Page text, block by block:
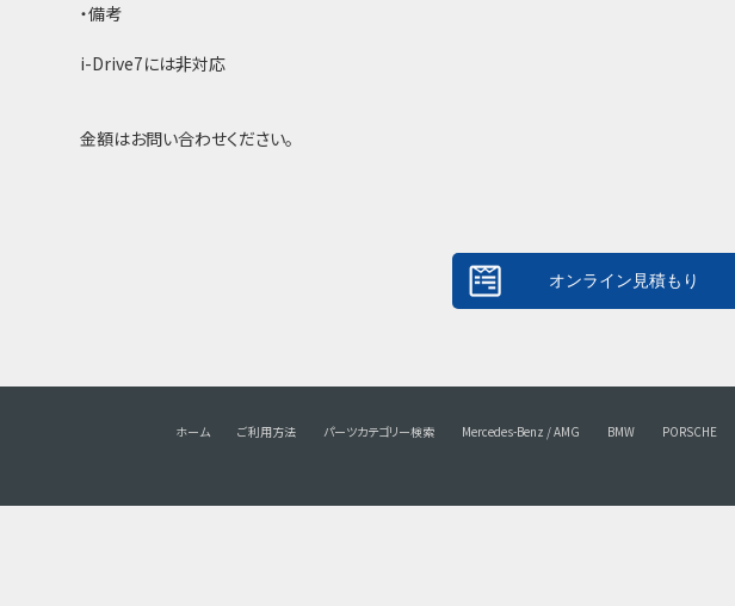
・備考
i-Drive7には非対応
金額はお問い合わせください。
ホーム ご利用方法 パーツカテゴリー検索 Mercedes-Benz / AMG BMW PORSCHE